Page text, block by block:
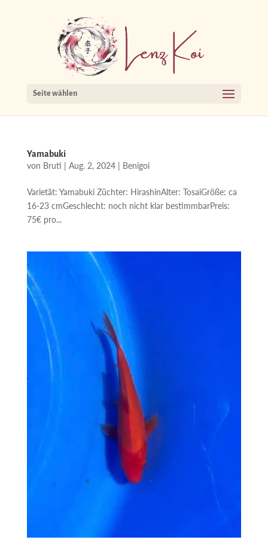
Seite wählen
Yamabuki
von Bruti | Aug. 2, 2024| Benigoi
Varietät: Yamabuki Züchter: HirashinAlter: TosaiGröße: ca
16-23 cmGeschlecht: noch nicht klar bestimmbarPreis:
75€ pro...